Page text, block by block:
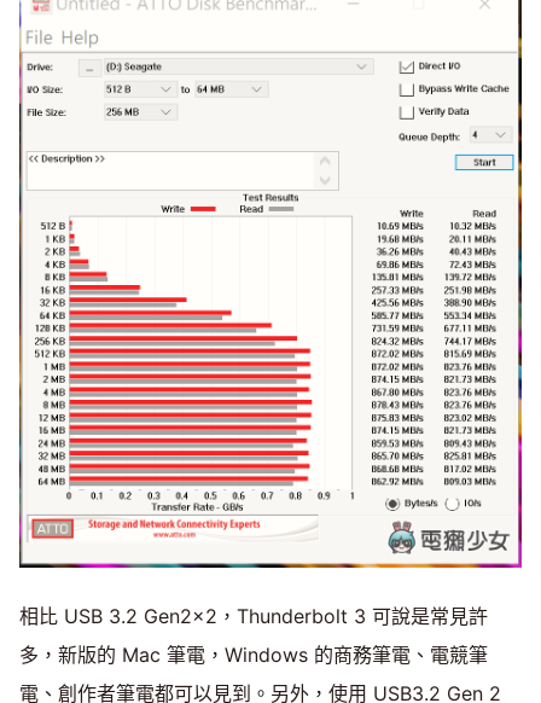
相比 USB 3.2 Gen2x2，Thunderbolt 3 可說是常見許
多，新版的 Mac 筆電，Windows 的商務筆電、電競筆
電、創作者筆電都可以見到。另外，使用 USB3.2 Gen 2